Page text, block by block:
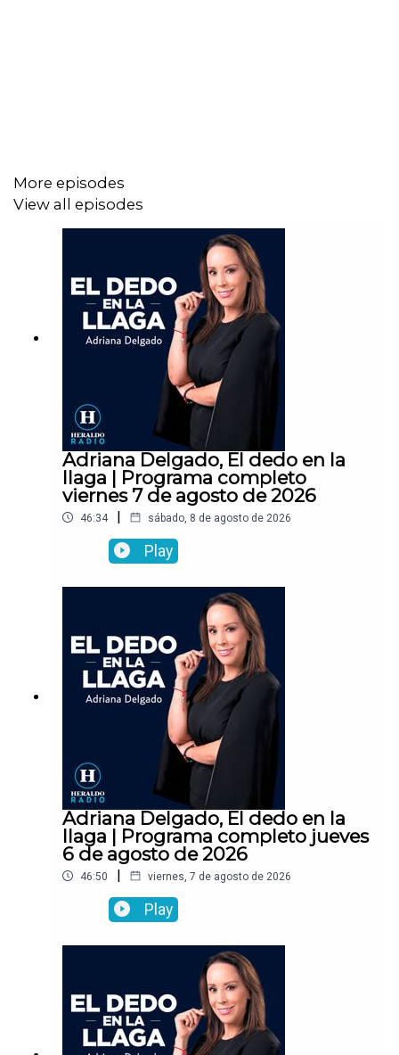
More episodes
View all episodes
Adriana Delgado, El dedo en la
llaga | Programa completo
viernes 7 de agosto de 2026
46:34 | sábado, 8 de agosto de 2026
Play
Adriana Delgado, El dedo en la
llaga | Programa completo jueves
6 de agosto de 2026
46:50 | viernes, 7 de agosto de 2026
Play